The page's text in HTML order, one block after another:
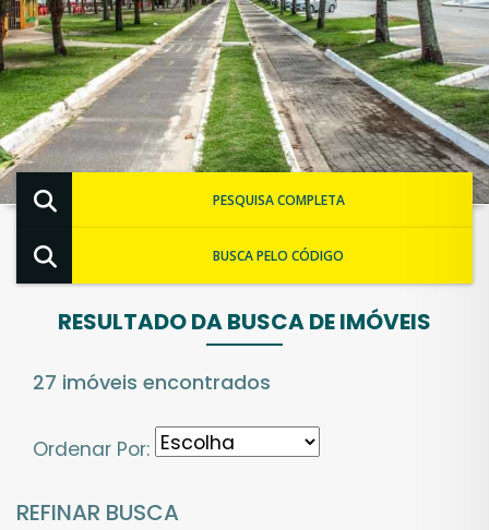
PESQUISA COMPLETA
BUSCA PELO CÓDIGO
RESULTADO DA BUSCA DE IMÓVEIS
27 imóveis encontrados
Ordenar Por:
REFINAR BUSCA